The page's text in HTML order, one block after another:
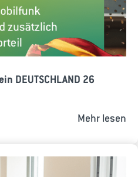
DEUTSCHLAND 26
Mehr lesen